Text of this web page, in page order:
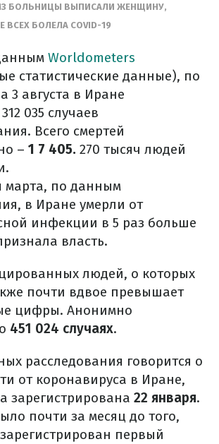
БОЛЬНИЦЫ ВЫПИСАЛИ ЖЕНЩИНУ,
БОЛЕЛА COVID-19
Worldometers
статистические данные), по
3 августа в Иране
035 случаев
Всего смертей
– 1 7 405. 270 тысяч людей
марта, по данным
в Иране умерли от
инфекции в 5 раз больше
власть.
людей, о которых
почти вдвое превышает
цифры. Анонимно
451 024 случаях.
расследования говорится о
от коронавируса в Иране,
зарегистрирована 22 января.
почти за месяц до того,
первый